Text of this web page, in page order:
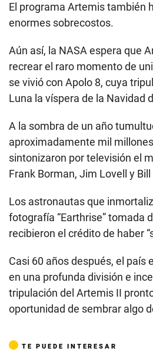
El programa Artemis también
enormes sobrecostos.
Aún así, la NASA espera que
recrear el raro momento de
se vivió con Apolo 8, cuya
Luna la víspera de la Navidad
A la sombra de un año
aproximadamente mil
sintonizaron por televisión el
Frank Borman, Jim Lovell y
Los astronautas que
fotografía “Earthrise” tomada
recibieron el crédito de haber
Casi 60 años después, el país
en una profunda división e
tripulación del Artemis II
oportunidad de sembrar algo
TE PUEDE INTERESAR